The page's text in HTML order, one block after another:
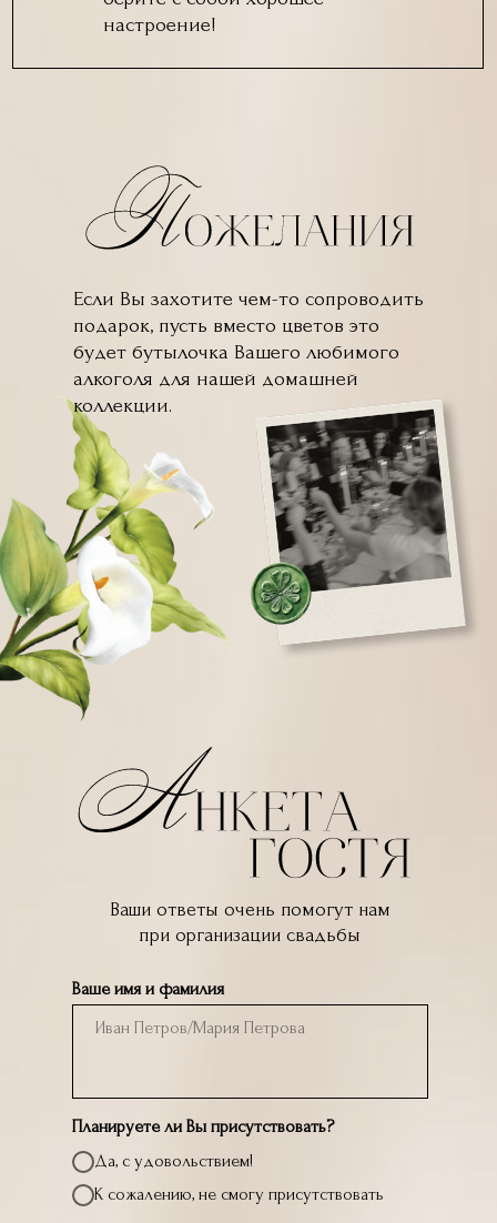
настроение!
Если Вы захотите чем-то сопроводить
подарок, пусть вместо цветов это
будет бутылочка Вашего любимого
алкоголя для нашей домашней
коллекции.
Ваши ответы очень помогут нам
при организации свадьбы
Ваше имя и фамилия
Планируете ли Вы присутствовать?
Да, с удовольствием!
К сожалению, не смогу присутствовать